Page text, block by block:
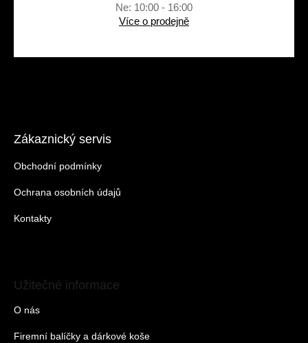
Ne: 10:00 - 16:00
Více o prodejně
Zákaznický servis
Obchodní podmínky
Ochrana osobních údajů
Kontakty
Užitečné informace
O nás
Firemní balíčky a dárkové koše